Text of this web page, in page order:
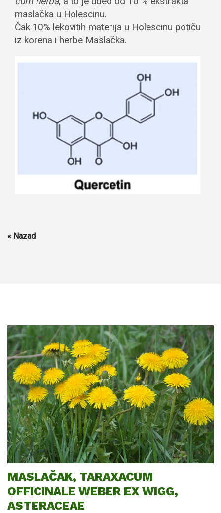
maslačka u Holescinu.
Čak 10% lekovitih materija u Holescinu potiču
iz korena i herbe Maslačka.
« Nazad
MASLAČAK, TARAXACUM
OFFICINALE WEBER EX WIGG,
ASTERACEAE